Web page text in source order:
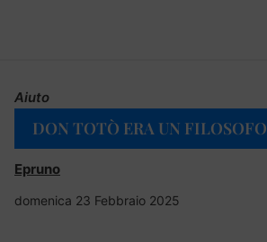
Aiuto
DON TOTÒ ERA UN FILOSOFO
Epruno
domenica 23 Febbraio 2025